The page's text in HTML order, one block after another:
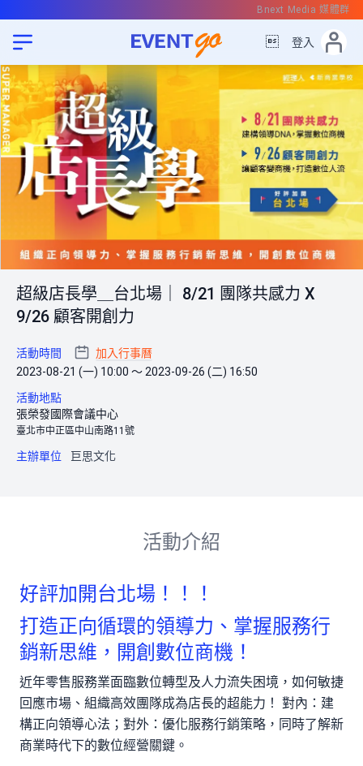
Bnext Media 媒體群
 登入
超級店長學＿台北場｜ 8/21 團隊共感力 X
9/26 顧客開創力
活動時間
加入行事曆
2023-08-21 (一) 10:00 ～ 2023-09-26 (二) 16:50
活動地點
張榮發國際會議中心
臺北市中正區中山南路11號
主辦單位 巨思文化
活動介紹
好評加開台北場！！！
打造正向循環的領導力、掌握服務行
銷新思維，開創數位商機！
近年零售服務業面臨數位轉型及人力流失困境，如何敏捷
回應市場、組織高效團隊成為店長的超能力！ 對內：建
構正向領導心法；對外：優化服務行銷策略，同時了解新
商業時代下的數位經營關鍵。